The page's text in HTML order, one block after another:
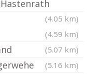
(4.05 km)
(4.59 km)
(5.07 km)
(5.16 km)